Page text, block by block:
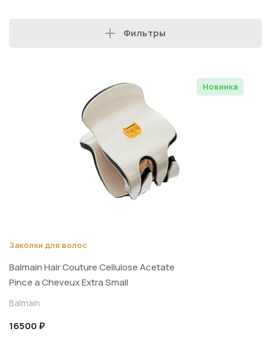
Фильтры
Новинка
Заколки для волос
Balmain Hair Couture Cellulose Acetate
Pince a Cheveux Extra Small
White/Black
Balmain
16500 ₽